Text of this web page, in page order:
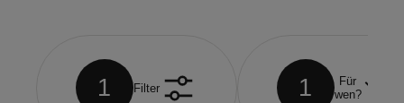
1 Filter 1
Für
wen?